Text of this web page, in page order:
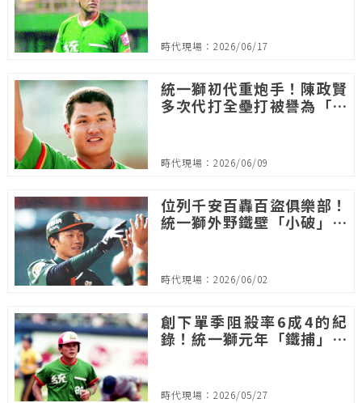
時代現場：2026/06/17
統一獅初代重炮手！陳政賢
多次代打全壘打被譽為「恐
時代現場：2026/06/09
位列千安百轟百盜俱樂部！
統一獅外野鐵壁「小破」劉
時代現場：2026/06/02
創下單季阻殺率6成4的紀
錄！統一獅元年「鐵捕」曾
時代現場：2026/05/27